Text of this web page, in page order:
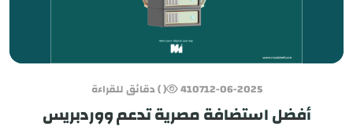
12-06-2025
4107 ( ) دقائق للقراءة
أفضل استضافة مصرية تدعم ووردبريس